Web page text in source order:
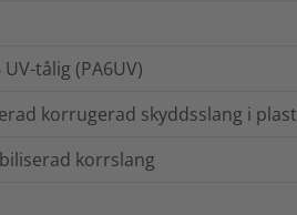
tålig (PA6UV)
korrugerad skyddsslang i plast
korrslang